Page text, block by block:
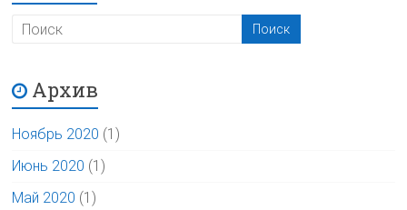
Архив
Ноябрь 2020 (1)
Июнь 2020 (1)
Май 2020 (1)